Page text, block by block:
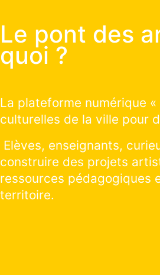
Le pont
Vous souhaitez
qui auront lieu
Vous souhaitez
sur la saison en
cliquer et